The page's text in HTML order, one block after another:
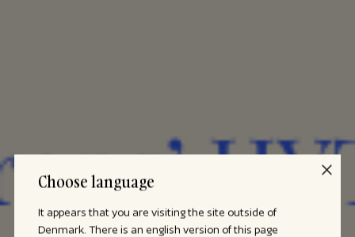
Choose language
It appears that you are visiting the site outside of
Denmark. There is an english version of this page